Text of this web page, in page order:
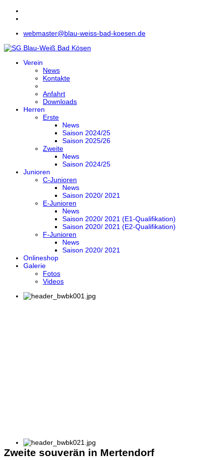
webmaster@blau-weiss-bad-koesen.de
Verein
News
Kontakte
Anfahrt
Downloads
Herren
Erste
News
Saison 2024/25
Saison 2025/26
Zweite
News
Saison 2024/25
Junioren
C-Junioren
News
Saison 2020/ 2021
E-Junioren
News
Saison 2020/ 2021 (E1-Qualifikation)
Saison 2020/ 2021 (E2-Qualifikation)
F-Junioren
News
Saison 2020/ 2021
Onlineshop
Galerie
Fotos
Videos
Zweite souverän in Mertendorf